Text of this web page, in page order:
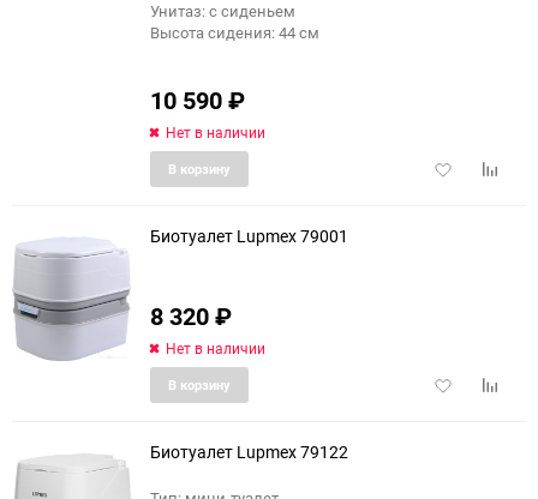
Унитаз: с сиденьем
Высота сидения: 44 см
10 590₽
Нет в наличии
Добавить
В корзину
еще 3 фото
Биотуалет Lupmex 79001
8 320₽
Нет в наличии
Добавить
В корзину
Биотуалет Lupmex 79122